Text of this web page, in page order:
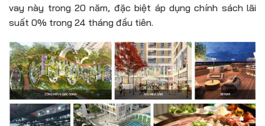
vay này trong 20 năm, đặc biệt áp dụng chính sách lãi
suất 0% trong 24 tháng đầu tiên.